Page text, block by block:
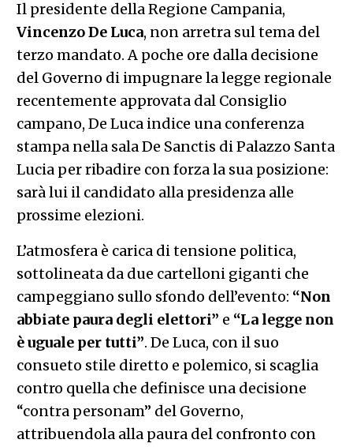
Il presidente della Regione Campania,
Vincenzo De Luca, non arretra sul tema del
terzo mandato. A poche ore dalla decisione
del Governo di impugnare la legge regionale
recentemente approvata dal Consiglio
campano, De Luca indice una conferenza
stampa nella sala De Sanctis di Palazzo Santa
Lucia per ribadire con forza la sua posizione:
sarà lui il candidato alla presidenza alle
prossime elezioni.
L’atmosfera è carica di tensione politica,
sottolineata da due cartelloni giganti che
campeggiano sullo sfondo dell’evento: “Non
abbiate paura degli elettori” e “La legge non
è uguale per tutti”. De Luca, con il suo
consueto stile diretto e polemico, si scaglia
contro quella che definisce una decisione
“contra personam” del Governo,
attribuendola alla paura del confronto con